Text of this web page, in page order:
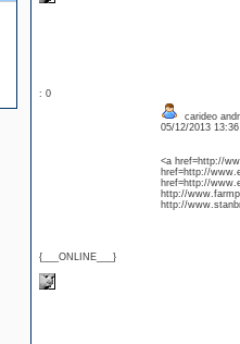
: 0
{___ONLINE___}
carideo
05/12/2013
<a href=http://
href=http://
href=http://
http://
http://